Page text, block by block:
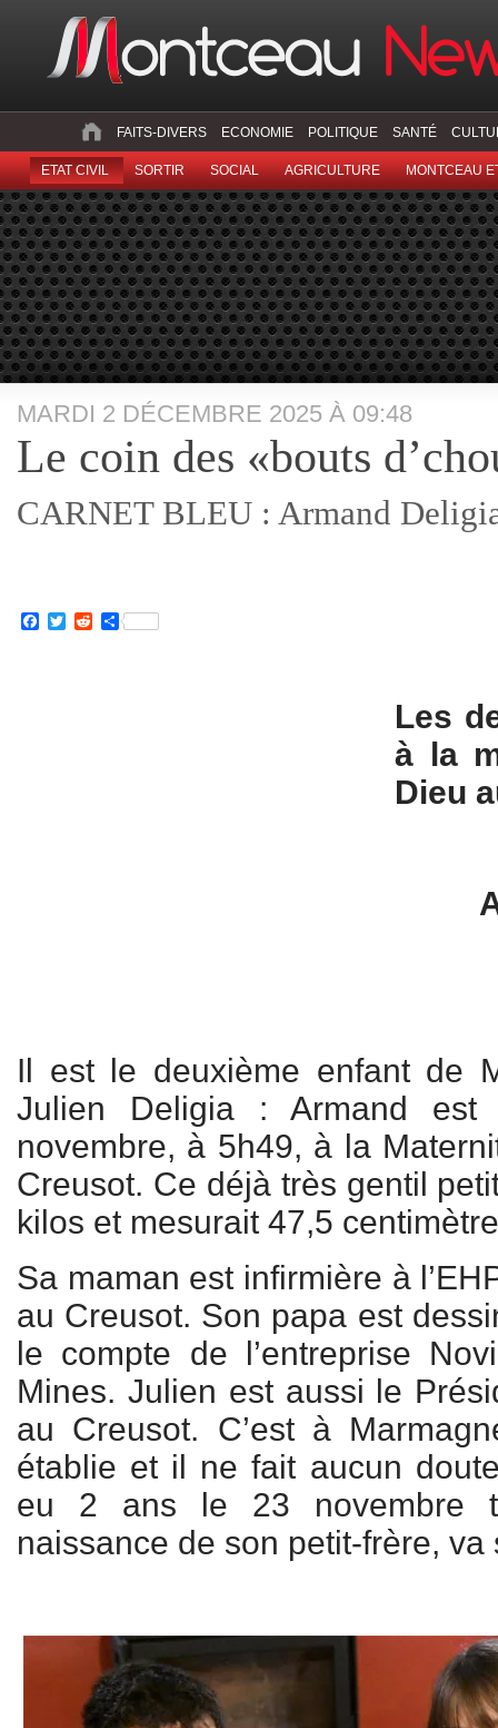
FAITS-DIVERS ECONOMIE POLITIQUE SANTÉ
ETAT CIVIL SORTIR SOCIAL AGRICULTURE MONTCEAU
MARDI 2 DÉCEMBRE 2025 À 09:48
Le coin des «bouts
CARNET BLEU : Armand
Facebook
TwitterRedditPartager
Les
à la
Dieu
Il est le deuxième enfant de
Julien Deligia : Armand
novembre, à 5h49, à la
Creusot. Ce déjà très gentil
kilos et mesurait 47,5
Sa maman est infirmière à
au Creusot. Son papa est
le compte de l’entreprise
Mines. Julien est aussi le
au Creusot. C’est à
établie et il ne fait aucun
eu 2 ans le 23 novembre
naissance de son petit-frère,